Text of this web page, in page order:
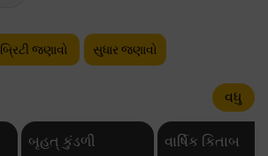
જણાવો સુધાર જણાવો
વધુ
બૃહત્ કુંડળી વાર્ષિક કિતાબ